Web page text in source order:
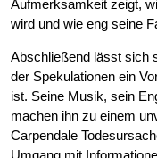
Aufmerksamkeit zeigt,
wird und wie eng seine
Abschließend lässt sich
der Spekulationen ein
ist. Seine Musik, sein
machen ihn zu einem
Carpendale
Umgang mit